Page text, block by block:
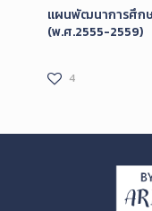
แผนพัฒนาการศึกษ
(พ.ศ.2555-2559)
4